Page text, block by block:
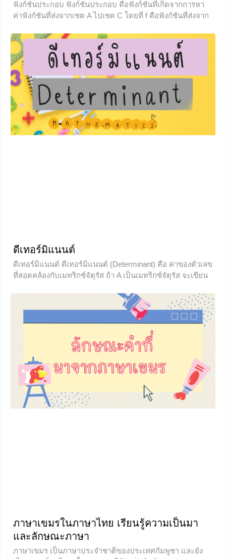
ฟังก์ชันประกอบ ฟังก์ชันประกอบ คือฟังก์ชันที่เกิดจากการหา
ค่าฟังก์ชันที่ส่งจากเซต A ไปเซต C โดยที่ f คือฟังก์ชันที่ส่งจาก
ฟังก์ชันที่ส่งจาก A ไป C นี้ว่า gof จากรูป
ดีเทอร์มิแนนต์
ดีเทอร์มิแนนต์ ดีเทอร์มิแนนต์ (Determinant) คือ ค่าของตัวเลข
ที่สอดคล้องกับเมทริกซ์จัตุรัส ถ้า A เป็นเมทริกซ์จัตุรัส จะเขียน
ดีเทอร์มิแนนต์ที่เจอในข้อสอบจะไม่เกินเมทริกซ์ 3×3 เพราะถ้า
มากกว่า 3 แล้ว จะเริ่มมีความยุ่งยาก **ค่าของดีเทอร์มิแนนต์จะ
เป็นจำนวนจริงและมีเพียงค่าเดียวเท่านั้นที่จะสอดคล้องกับเม
ทริกซ์จัตุรัส เช่น เมทริกซ์ B ก็จะมีค่าดีเทอร์มิแนนต์เพียงค่า
ภาษาเขมรในภาษาไทย เรียนรู้ความเป็นมา
และลักษณะภาษา
ภาษาเขมร เป็นภาษาประจำชาติของประเทศกัมพูชา และยัง